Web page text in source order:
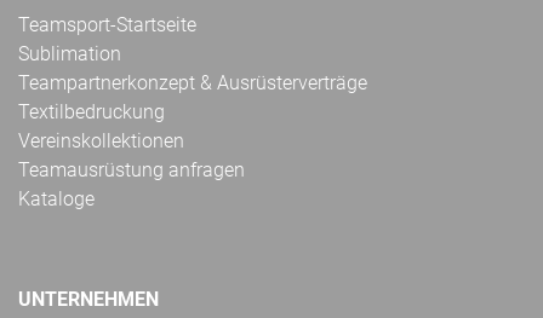
Teamsport-Startseite
Sublimation
Teampartnerkonzept & Ausrüsterverträge
Textilbedruckung
Vereinskollektionen
Teamausrüstung anfragen
Kataloge
UNTERNEHMEN